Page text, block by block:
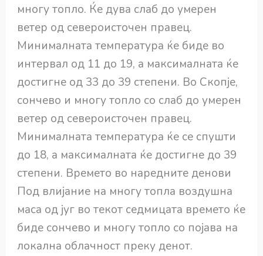
многу топло. Ќе дува слаб до умерен
ветер од североисточен правец.
Минималната температура ќе биде во
интервал од 11 до 19, а максималната ќе
достигне од 33 до 39 степени. Во Скопје,
сончево и многу топло со слаб до умерен
ветер од североисточен правец.
Минималната температура ќе се спушти
до 18, а максималната ќе достигне до 39
степени. Времето во наредните денови
Под влијание на многу топла воздушна
маса од југ во текот седмицата времето ќе
биде сончево и многу топло со појава на
локална облачност преку денот.